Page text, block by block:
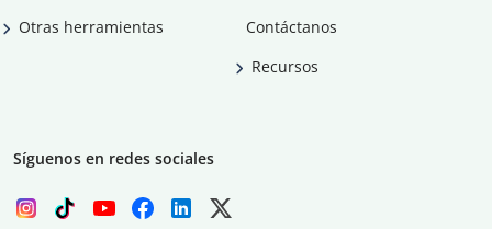
Otras herramientas
Contáctanos
Recursos
Síguenos en redes sociales